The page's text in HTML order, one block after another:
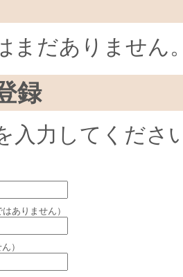
まだありません
録
入力してくださ
ありません）
）